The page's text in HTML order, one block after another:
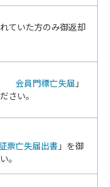
ていた方のみ御返却
会員門標亡失届 」
さい。
票亡失届出書 」を御
。